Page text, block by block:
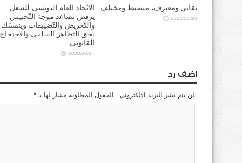
نقابي ومعترف، منضبط ومختلف
2021/05/28
الاتّحاد العام التونسي للشغل
يرفض تصاعد موجة التّجييش
والتّحريض والتّضييقات ويتمسّك
بحق التظاهر السلمي والاحتجاج
القانوني
2020/06/17
اضف رد
لن يتم نشر البريد الإلكتروني . الحقول المطلوبة مشار لها بـ *